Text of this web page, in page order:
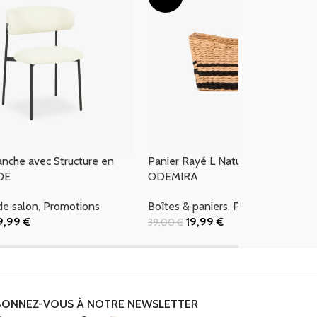
avec Structure en
salon, Promotions
€
Panier Rayé L Naturel et Noir
ODEMIRA
Boîtes & paniers, Promotions
39,00€ 19,99€
VOUS À NOTRE NEWSLETTER